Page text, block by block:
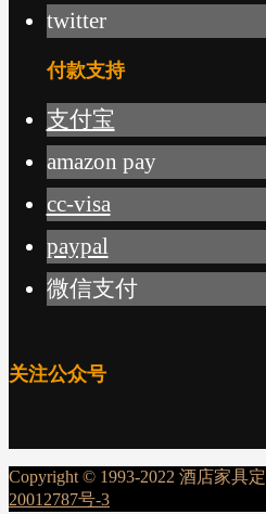
twitter
付款支持
支付宝
amazon pay
cc-visa
paypal
微信支付
关注公众号
Copyright © 1993-2022 酒店家具
20012787号-3